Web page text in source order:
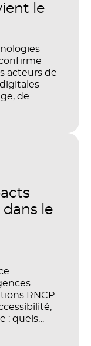
le
acteurs de
de
IA,
la
des
le
RNCP
: quels
dans